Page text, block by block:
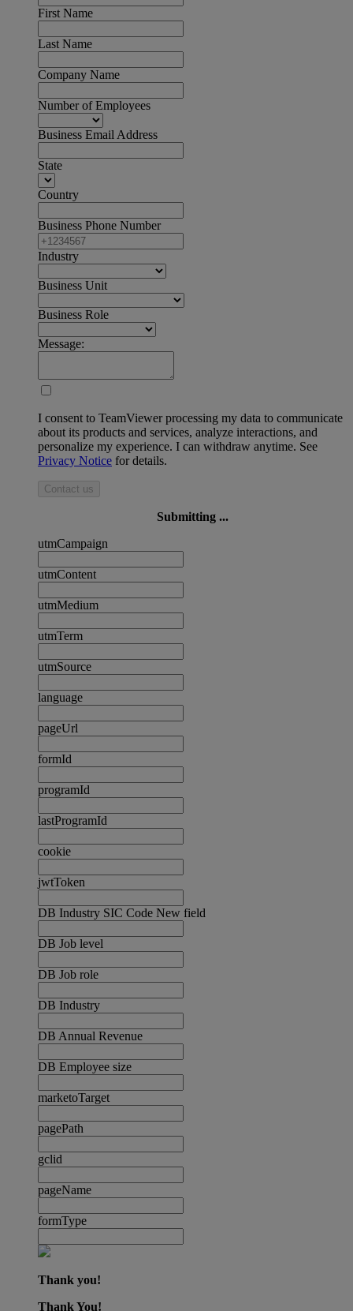
First Name
Last Name
Company Name
Number of Employees
Business Email Address
State
Country
Business Phone Number
Industry
Business Unit
Business Role
Message:
I consent to TeamViewer processing my data to communicate
about its products and services, analyze interactions, and
personalize my experience. I can withdraw anytime. See
Privacy Notice for details.
Contact us
Submitting ...
utmCampaign
utmContent
utmMedium
utmTerm
utmSource
language
pageUrl
formId
programId
lastProgramId
cookie
jwtToken
DB Industry SIC Code New field
DB Job level
DB Job role
DB Industry
DB Annual Revenue
DB Employee size
marketoTarget
pagePath
gclid
pageName
formType
Thank you!
Thank You!